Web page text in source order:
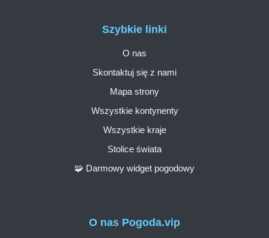
O nas Pogoda.vip
Szybkie linki
O nas
Skontaktuj się z nami
Mapa strony
Wszystkie kontynenty
Wszystkie kraje
Stolice świata
🧩 Darmowy widget pogodowy